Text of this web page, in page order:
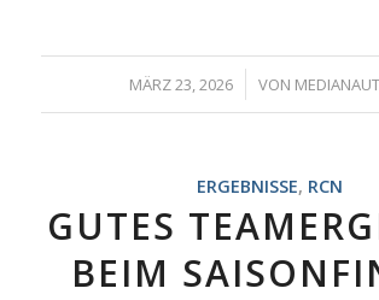
MÄRZ 23, 2026
/ VON
ERGEBNISSE, RCN
GUTES
BEIM